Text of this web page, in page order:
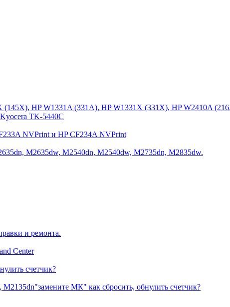
(145X), HP W1331A (331A), HP W1331X (331X), HP W2410A
TK-5440C
NVPrint и HP CF234A NVPrint
M2635dw, M2540dn, M2540dw, M2735dn, M2835dw.
и ремонта.
Center
счетчик?
МК" как сбросить, обнулить счетчик?